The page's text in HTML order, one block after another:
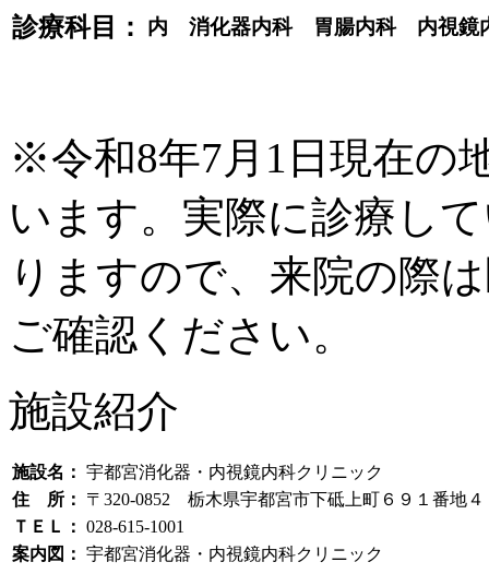
診療科目： 内 消化器内科 胃腸内科 内視鏡
※令和8年7月1日現在の
います。実際に診療し
りますので、来院の際
ご確認ください。
施設紹介
施設名： 宇都宮消化器・内視鏡内科クリニック
住 所：
〒320-0852 栃木県宇都宮市下砥上町６９１番地４
ＴＥＬ： 028-615-1001
案内図： 宇都宮消化器・内視鏡内科クリニック